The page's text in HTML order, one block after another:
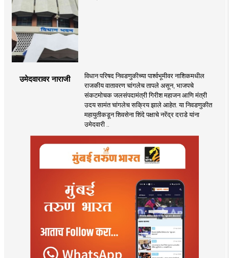
उमेदवारावर नाराजी
विधान परिषद निवडणुकीच्या पार्श्वभूमीवर नाशिकमधील
राजकीय वातावरण चांगलेच तापले असून, भाजपचे
संकटमोचक जलसंपदामंत्री गिरीश महाजन आणि मंत्री
उदय सामंत चांगलेच सक्रिय झाले आहेत. या निवडणुकीत
महायुतीकडून शिवसेना शिंदे पक्षाचे नरेंद्र दराडे यांना
उमेदवारी ..